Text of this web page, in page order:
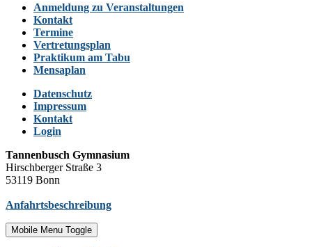
Anmeldung zu Veranstaltungen
Kontakt
Termine
Vertretungsplan
Praktikum am Tabu
Mensaplan
Datenschutz
Impressum
Kontakt
Login
Tannenbusch Gymnasium
Hirschberger Straße 3
53119 Bonn
Anfahrtsbeschreibung
Mobile Menu Toggle